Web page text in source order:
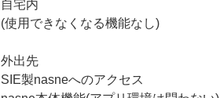
自宅内
(使用できなくなる機能なし)
外出先
SIE製nasneへのアクセス